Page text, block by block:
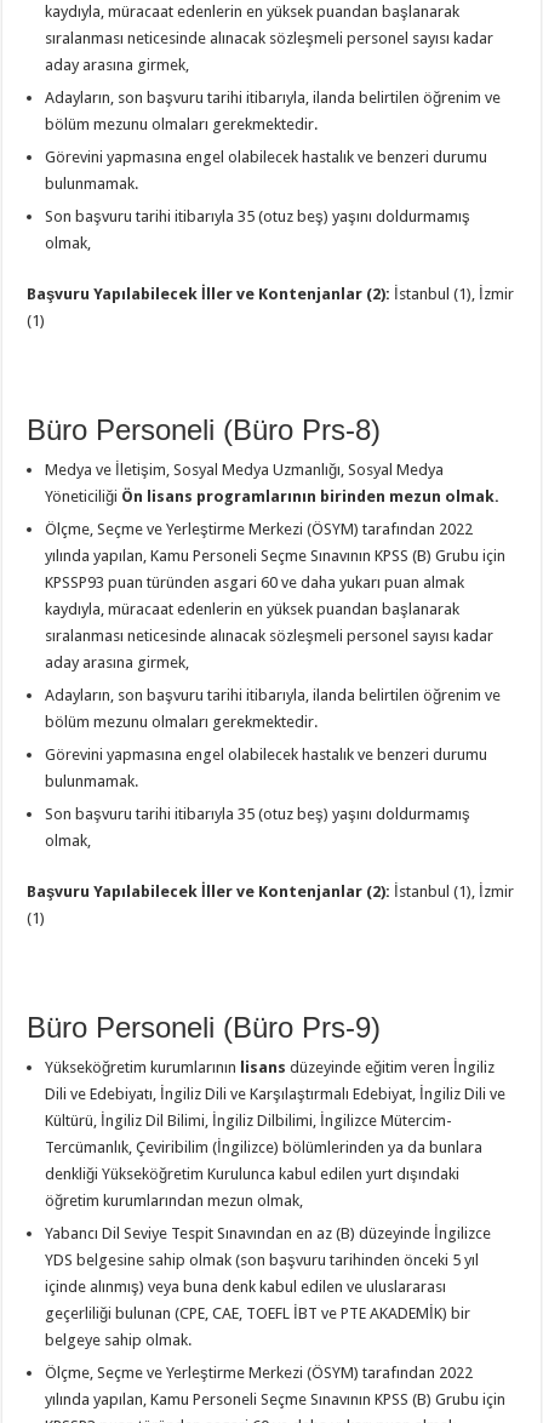
kaydıyla, müracaat edenlerin en yüksek puandan başlanarak
sıralanması neticesinde alınacak sözleşmeli personel sayısı kadar
aday arasına girmek,
Adayların, son başvuru tarihi itibarıyla, ilanda belirtilen öğrenim ve
bölüm mezunu olmaları gerekmektedir.
Görevini yapmasına engel olabilecek hastalık ve benzeri durumu
bulunmamak.
Son başvuru tarihi itibarıyla 35 (otuz beş) yaşını doldurmamış
olmak,
Başvuru Yapılabilecek İller ve Kontenjanlar (2): İstanbul (1), İzmir
(1)
Büro Personeli (Büro Prs-8)
Medya ve İletişim, Sosyal Medya Uzmanlığı, Sosyal Medya
Yöneticiliği Ön lisans programlarının birinden mezun olmak.
Ölçme, Seçme ve Yerleştirme Merkezi (ÖSYM) tarafından 2022
yılında yapılan, Kamu Personeli Seçme Sınavının KPSS (B) Grubu için
KPSSP93 puan türünden asgari 60 ve daha yukarı puan almak
kaydıyla, müracaat edenlerin en yüksek puandan başlanarak
sıralanması neticesinde alınacak sözleşmeli personel sayısı kadar
aday arasına girmek,
Adayların, son başvuru tarihi itibarıyla, ilanda belirtilen öğrenim ve
bölüm mezunu olmaları gerekmektedir.
Görevini yapmasına engel olabilecek hastalık ve benzeri durumu
bulunmamak.
Son başvuru tarihi itibarıyla 35 (otuz beş) yaşını doldurmamış
olmak,
Başvuru Yapılabilecek İller ve Kontenjanlar (2): İstanbul (1), İzmir
(1)
Büro Personeli (Büro Prs-9)
Yükseköğretim kurumlarının lisansdüzeyinde eğitim veren İngiliz
Dili ve Edebiyatı, İngiliz Dili ve Karşılaştırmalı Edebiyat, İngiliz Dili ve
Kültürü, İngiliz Dil Bilimi, İngiliz Dilbilimi, İngilizce Mütercim-
Tercümanlık, Çeviribilim (İngilizce) bölümlerinden ya da bunlara
denkliği Yükseköğretim Kurulunca kabul edilen yurt dışındaki
öğretim kurumlarından mezun olmak,
Yabancı Dil Seviye Tespit Sınavından en az (B) düzeyinde İngilizce
YDS belgesine sahip olmak (son başvuru tarihinden önceki 5 yıl
içinde alınmış) veya buna denk kabul edilen ve uluslararası
geçerliliği bulunan (CPE, CAE, TOEFL İBT ve PTE AKADEMİK) bir
belgeye sahip olmak.
Ölçme, Seçme ve Yerleştirme Merkezi (ÖSYM) tarafından 2022
yılında yapılan, Kamu Personeli Seçme Sınavının KPSS (B) Grubu için